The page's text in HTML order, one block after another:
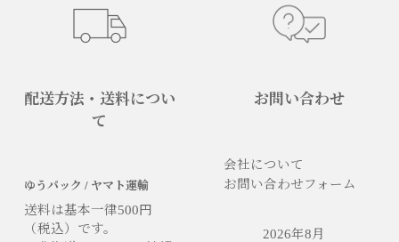
配送方法・送料につい
て
ゆうパック / ヤマト運輸
送料は基本一律500円
（税込）です。
お問い合わせ
会社について
お問い合わせフォーム
2026年8月